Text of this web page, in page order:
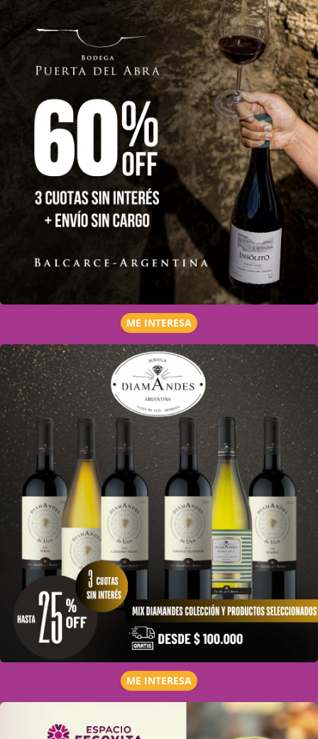
ME INTERESA
ME INTERESA